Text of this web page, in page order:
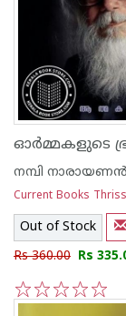
നമ്പി നാരായണന്‍
Current Books
Out of Stock
Rs 360.00 Rs
5
4
3
2
1